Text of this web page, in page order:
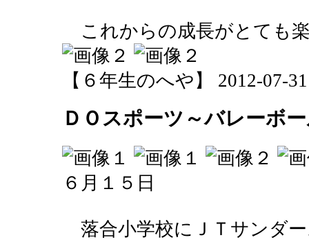
これからの成長がとても
【６年生のへや】 2012-07-
ＤＯスポーツ～バレーボ
６月１５日
落合小学校にＪＴサンダ